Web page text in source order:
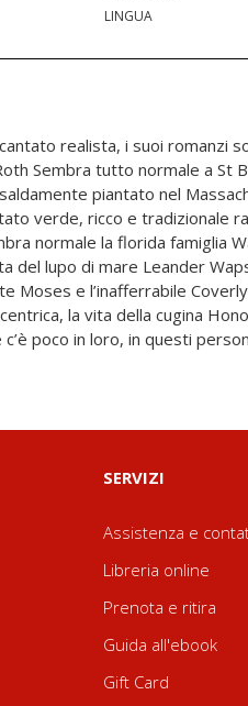
LINGUA
realista, i suoi romanzi
un
piantato nel
verde, ricco e tradizionale
normale la florida famiglia
del lupo di mare Leander
Moses e l’inafferrabile
la vita della cugina
poco in loro, in questi
in questo villaggio immaginato
dell’anima. Pubblicato
Book Award, Cronache
romanzi americani del
comica e tragica, ambientata
sembrare vero. Una foto di
SERVIZI
Assistenza e
Libreria online
Prenota e ritira
Guida all'ebook
Gift Card